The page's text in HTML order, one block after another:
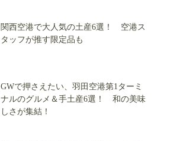
関西空港で大人気の土産6選！ 空港ス
タッフが推す限定品も
GWで押さえたい、羽田空港第1ターミ
ナルのグルメ＆手土産6選！ 和の美味
しさが集結！